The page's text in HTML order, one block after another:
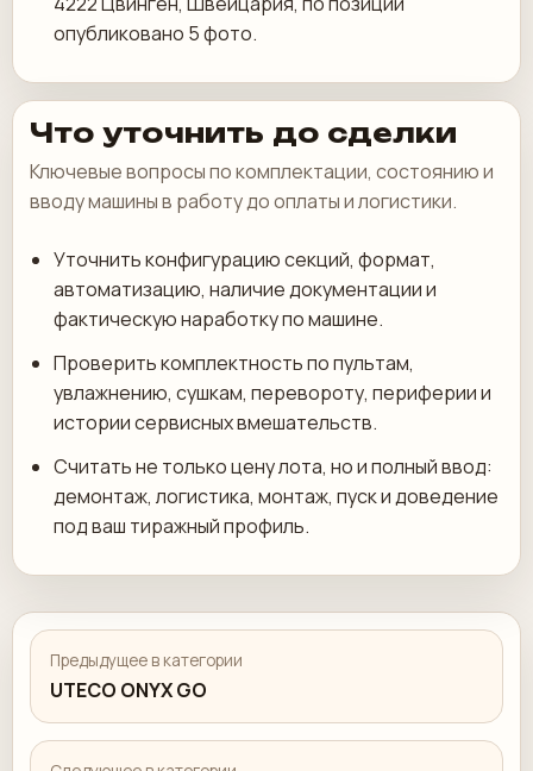
опубликовано 5 фото.
Что уточнить до сделки
Ключевые вопросы по комплектации, состоянию и
вводу машины в работу до оплаты и логистики.
Уточнить конфигурацию секций, формат,
автоматизацию, наличие документации и
фактическую наработку по машине.
Проверить комплектность по пультам,
увлажнению, сушкам, перевороту, периферии и
истории сервисных вмешательств.
Считать не только цену лота, но и полный ввод:
демонтаж, логистика, монтаж, пуск и доведение
под ваш тиражный профиль.
Предыдущее в категории
UTECO ONYX GO